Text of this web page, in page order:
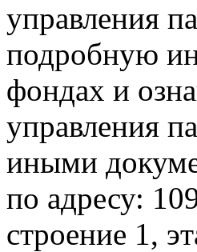
управления
подробную
фондах и
управления
иными
по адресу:
строение 1,